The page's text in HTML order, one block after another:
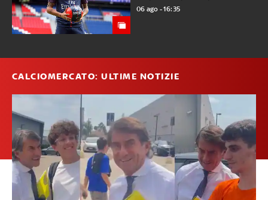
06 ago - 16:35
CALCIOMERCATO: ULTIME NOTIZIE